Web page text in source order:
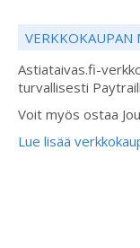
VERKKOKAUPAN
Astiataivas.fi-
turvallisesti
Voit myös ostaa
Lue lisää